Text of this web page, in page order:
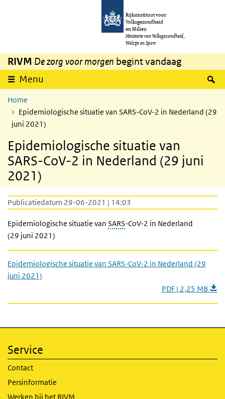
Overslaan en naar de inhoud gaan
Rijksinstituut voor
Volksgezondheid
en Milieu
Ministerie van Volksgezondheid,
Welzijn en Sport
RIVM De zorg voor morgen begint vandaag
Menu
Home
Epidemiologische situatie van SARS-CoV-2 in Nederland (29
juni 2021)
Epidemiologische situatie van
SARS-CoV-2 in Nederland (29 juni
2021)
Publicatiedatum 29-06-2021 | 14:03
Epidemiologische situatie van SARS-CoV-2 in Nederland
(29 juni 2021)
Epidemiologische situatie van SARS-CoV-2 in Nederland (29
juni 2021)
PDF | 2,25 MB
Service
Contact
Persinformatie
Werken bij het RIVM